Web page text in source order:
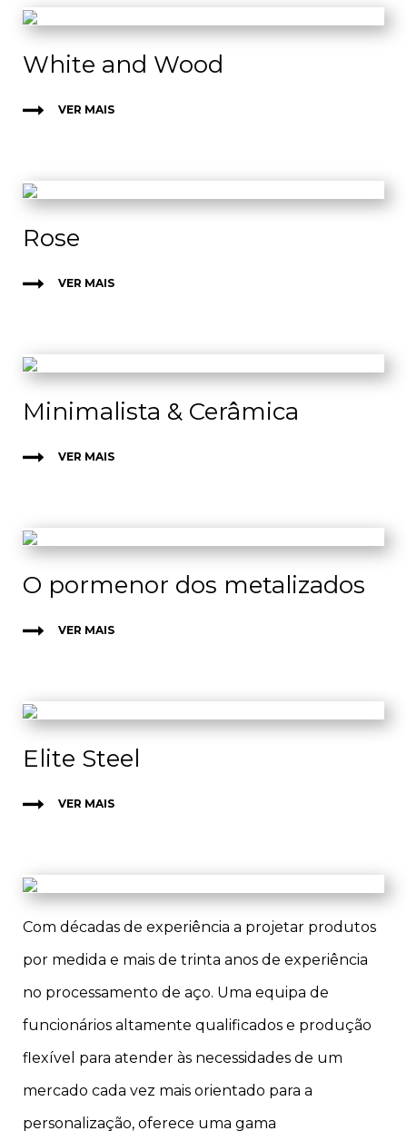
White and Wood
VER MAIS
Rose
VER MAIS
Minimalista & Cerâmica
VER MAIS
O pormenor dos metalizados
VER MAIS
Elite Steel
VER MAIS
Com décadas de experiência a projetar produtos
por medida e mais de trinta anos de experiência
no processamento de aço. Uma equipa de
funcionários altamente qualificados e produção
flexível para atender às necessidades de um
mercado cada vez mais orientado para a
personalização, oferece uma gama